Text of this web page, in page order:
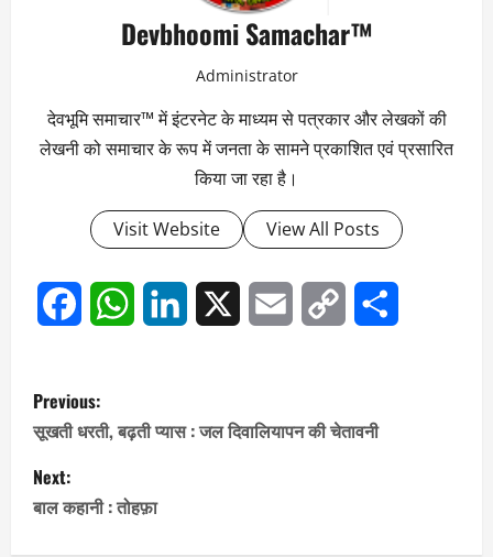
Devbhoomi Samachar™
Administrator
देवभूमि समाचार™ में इंटरनेट के माध्यम से पत्रकार और लेखकों की
लेखनी को समाचार के रूप में जनता के सामने प्रकाशित एवं प्रसारित
किया जा रहा है।
Visit Website View All Posts
FacebookWhatsAppLinkedIn Email
Copy
P
o
s
t
Previous:
सूखती धरती, बढ़ती प्यास : जल दिवालियापन की चेतावनी
Next:
बाल कहानी : तोहफ़ा